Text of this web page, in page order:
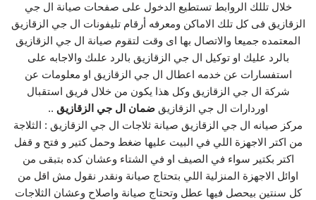
خلال تللك الروابط تستطيع الدخول على صفحات صيانة ال جي
الزقازيق فى كل تلك الاماكن ومعرفه أرقام تليفونات ال جي الزقازيق
المعتمده جميعا والاتصال بها اى وقت لتقوم صيانة ال جي الزقازيق
بالرد عليك او توكيل ال جي الزقازيق بالرد علىك والاجابه على
استفسارات عن خدمه اعطال ال جي الزقازيق او معلومات عن
شركة ال جي الزقازيق وكل هذا يكون من خلال فريق استقبال
اوردارات ال جي الزقازيق ضمان ال جي الزقازيق ..
مركز صيانه ال جي الزقازيق صيانة ثلاجات ال جي الزقازيق : الثلاجة
من اكتر الاجهزة اللي في البيت عليها ضغط وحمل كتير و فتح و قفل
اكتر بكتير سواء في الصيف او في الشتاء وعشان كده بتبقى من
اوائل الاجهزة المنزلية اللي بتحتاج صيانة ونقدر نقول مش اقل من
كل سنتين بيحصل فيها عطل وتحتاج صيانة واصلاح وعشان الثلاجات